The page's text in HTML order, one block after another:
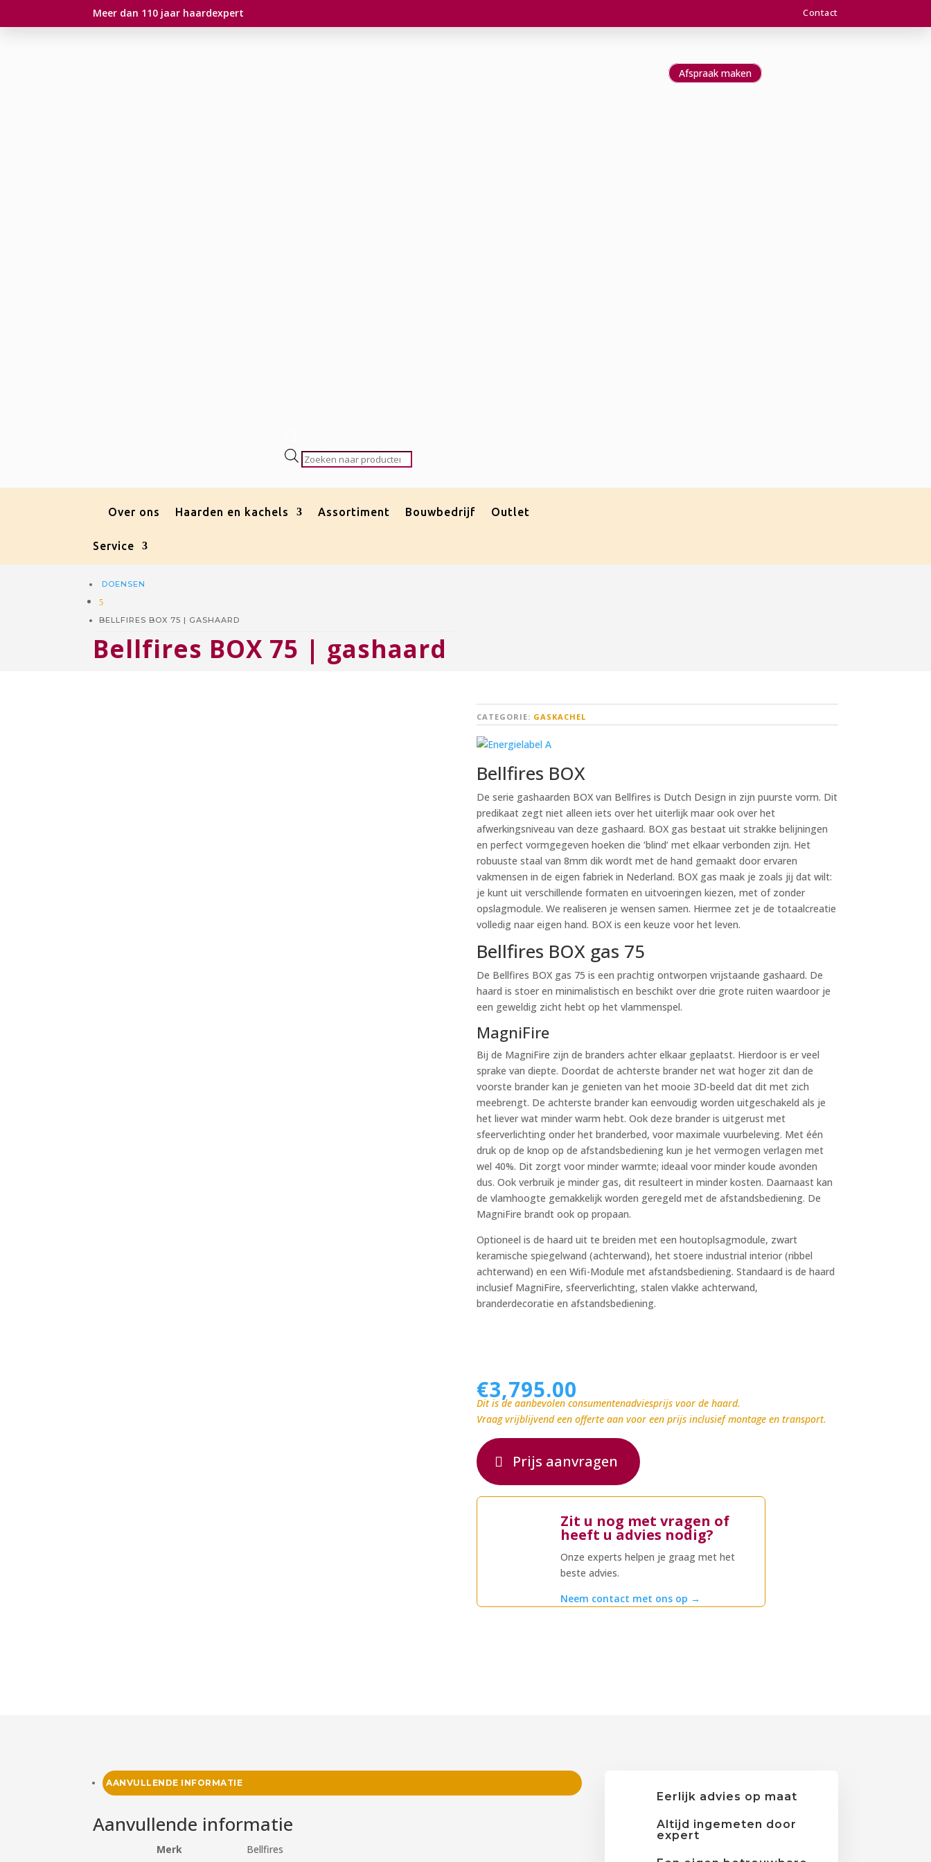
Meer dan 110 jaar haardexpert Contact
Producten
Afspraak maken
Over ons Haarden en kachels Assortiment Bouwbedrijf Outlet
Service
DOENSEN
5
BELLFIRES BOX 75 | GASHAARD
Bellfires BOX 75 | gashaard
CATEGORIE: GASKACHEL
Bellfires BOX
De serie gashaarden BOX van Bellfires is Dutch Design in zijn puurste vorm. Dit
predikaat zegt niet alleen iets over het uiterlijk maar ook over het
afwerkingsniveau van deze gashaard. BOX gas bestaat uit strakke belijningen
en perfect vormgegeven hoeken die ‘blind’ met elkaar verbonden zijn. Het
robuuste staal van 8mm dik wordt met de hand gemaakt door ervaren
vakmensen in de eigen fabriek in Nederland. BOX gas maak je zoals jij dat wilt:
je kunt uit verschillende formaten en uitvoeringen kiezen, met of zonder
opslagmodule. We realiseren je wensen samen. Hiermee zet je de totaalcreatie
volledig naar eigen hand. BOX is een keuze voor het leven.
Bellfires BOX gas 75
De Bellfires BOX gas 75 is een prachtig ontworpen vrijstaande gashaard. De
haard is stoer en minimalistisch en beschikt over drie grote ruiten waardoor je
een geweldig zicht hebt op het vlammenspel.
MagniFire
Bij de MagniFire zijn de branders achter elkaar geplaatst. Hierdoor is er veel
sprake van diepte. Doordat de achterste brander net wat hoger zit dan de
voorste brander kan je genieten van het mooie 3D-beeld dat dit met zich
meebrengt. De achterste brander kan eenvoudig worden uitgeschakeld als je
het liever wat minder warm hebt. Ook deze brander is uitgerust met
sfeerverlichting onder het branderbed, voor maximale vuurbeleving. Met één
druk op de knop op de afstandsbediening kun je het vermogen verlagen met
wel 40%. Dit zorgt voor minder warmte; ideaal voor minder koude avonden
dus. Ook verbruik je minder gas, dit resulteert in minder kosten. Daarnaast kan
de vlamhoogte gemakkelijk worden geregeld met de afstandsbediening. De
MagniFire brandt ook op propaan.
Optioneel is de haard uit te breiden met een houtoplsagmodule, zwart
keramische spiegelwand (achterwand), het stoere industrial interior (ribbel
achterwand) en een Wifi-Module met afstandsbediening. Standaard is de haard
inclusief MagniFire, sfeerverlichting, stalen vlakke achterwand,
branderdecoratie en afstandsbediening.
€3,795.00
Dit is de aanbevolen consumentenadviesprijs voor de haard.
Vraag vrijblijvend een offerte aan voor een prijs inclusief montage en transport.
Prijs aanvragen
Zit u nog met vragen of
heeft u advies nodig?
Onze experts helpen je graag met het
beste advies.
Neem contact met ons op →
AANVULLENDE INFORMATIE
Aanvullende informatie
Merk
Bellfires
Eerlijk advies op maat
Altijd ingemeten door
expert